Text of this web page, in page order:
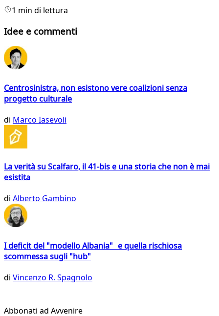
1 min di lettura
Idee e commenti
Centrosinistra, non esistono vere coalizioni senza
progetto culturale
di Marco Iasevoli
La verità su Scalfaro, il 41-bis e una storia che non è mai
esistita
di Alberto Gambino
I deficit del "modello Albania" e quella rischiosa
scommessa sugli "hub"
di Vincenzo R. Spagnolo
Abbonati ad Avvenire